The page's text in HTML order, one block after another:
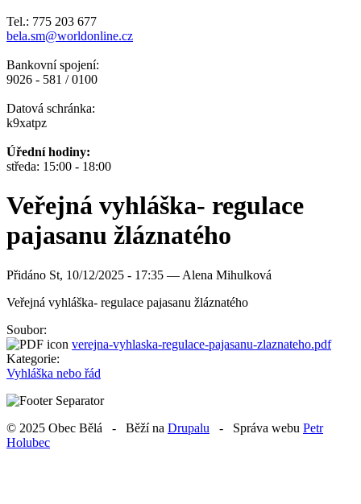
Tel.: 775 203 677
bela.sm@worldonline.cz
Bankovní spojení:
9026 - 581 / 0100
Datová schránka:
k9xatpz
Úřední hodiny:
středa: 15:00 - 18:00
Veřejná vyhláška- regulace
pajasanu žláznatého
Přidáno St, 10/12/2025 - 17:35 — Alena Mihulková
Veřejná vyhláška- regulace pajasanu žláznatého
Soubor:
verejna-vyhlaska-regulace-pajasanu-zlaznateho.pdf
Kategorie:
Vyhláška nebo řád
© 2025 Obec Bělá - Běží na Drupalu - Správa webu Petr
Holubec